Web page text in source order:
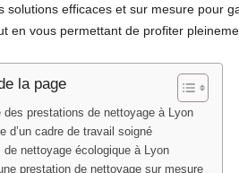
solutions efficaces et sur mesure pour
en vous permettant de profiter
la page
des prestations de nettoyage à Lyon
d’un cadre de travail soigné
de nettoyage écologique à Lyon
prestation de nettoyage sur mesure